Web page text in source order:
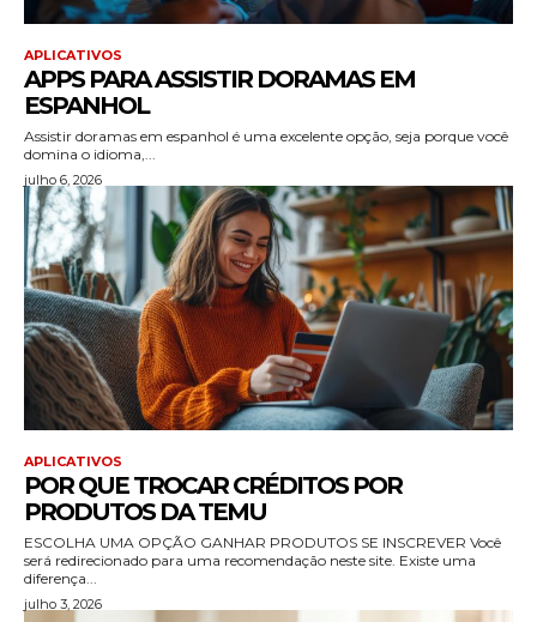
APLICATIVOS
APPS PARA ASSISTIR DORAMAS EM
ESPANHOL
Assistir doramas em espanhol é uma excelente opção, seja porque você
domina o idioma,...
julho 6, 2026
APLICATIVOS
POR QUE TROCAR CRÉDITOS POR
PRODUTOS DA TEMU
ESCOLHA UMA OPÇÃO GANHAR PRODUTOS SE INSCREVER Você
será redirecionado para uma recomendação neste site. Existe uma
diferença...
julho 3, 2026